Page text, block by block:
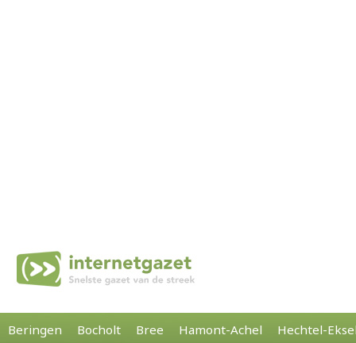
Beringen Bocholt Bree Hamont-Achel Hechtel-